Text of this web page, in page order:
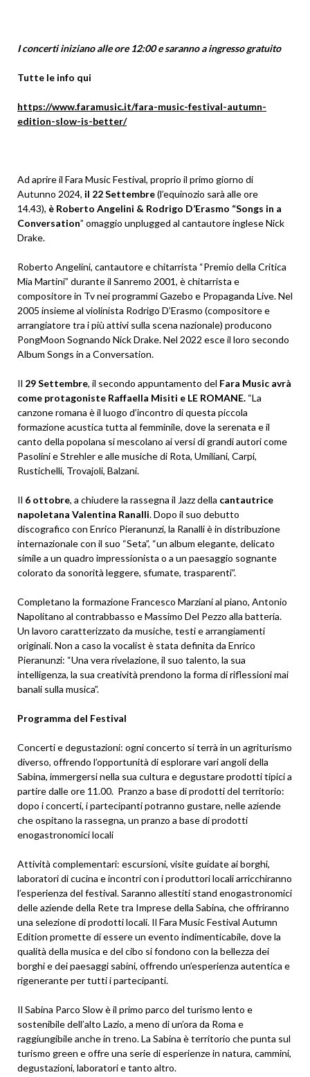
I concerti iniziano alle ore 12:00 e saranno a ingresso gratuito
Tutte le info qui
https://www.faramusic.it/fara-music-festival-autumn-
edition-slow-is-better/
Ad aprire il Fara Music Festival, proprio il primo giorno di
Autunno 2024, il 22 Settembre(l’equinozio sarà alle ore
14.43), è Roberto Angelini & Rodrigo D’Erasmo “Songs in a
Conversation” omaggio unplugged al cantautore inglese Nick
Drake.
Roberto Angelini, cantautore e chitarrista “Premio della Critica
Mia Martini” durante il Sanremo 2001, è chitarrista e
compositore in Tv nei programmi Gazebo e Propaganda Live. Nel
2005 insieme al violinista Rodrigo D’Erasmo (compositore e
arrangiatore tra i più attivi sulla scena nazionale) producono
PongMoon Sognando Nick Drake. Nel 2022 esce il loro secondo
Album Songs in a Conversation.
Il 29 Settembre, il secondo appuntamento del Fara Music avrà
come protagoniste Raffaella Misiti e LE ROMANE. “La
canzone romana è il luogo d’incontro di questa piccola
formazione acustica tutta al femminile, dove la serenata e il
canto della popolana si mescolano ai versi di grandi autori come
Pasolini e Strehler e alle musiche di Rota, Umiliani, Carpi,
Rustichelli, Trovajoli, Balzani.
Il 6 ottobre, a chiudere la rassegna il Jazz della cantautrice
napoletana Valentina Ranalli. Dopo il suo debutto
discografico con Enrico Pieranunzi, la Ranalli è in distribuzione
internazionale con il suo “Seta”, “un album elegante, delicato
simile a un quadro impressionista o a un paesaggio sognante
colorato da sonorità leggere, sfumate, trasparenti”.
Completano la formazione Francesco Marziani al piano, Antonio
Napolitano al contrabbasso e Massimo Del Pezzo alla batteria.
Un lavoro caratterizzato da musiche, testi e arrangiamenti
originali. Non a caso la vocalist è stata definita da Enrico
Pieranunzi: “Una vera rivelazione, il suo talento, la sua
intelligenza, la sua creatività prendono la forma di riflessioni mai
banali sulla musica”.
Programma del Festival
Concerti e degustazioni: ogni concerto si terrà in un agriturismo
diverso, offrendo l’opportunità di esplorare vari angoli della
Sabina, immergersi nella sua cultura e degustare prodotti tipici a
partire dalle ore 11.00. Pranzo a base di prodotti del territorio:
dopo i concerti, i partecipanti potranno gustare, nelle aziende
che ospitano la rassegna, un pranzo a base di prodotti
enogastronomici locali
Attività complementari: escursioni, visite guidate ai borghi,
laboratori di cucina e incontri con i produttori locali arricchiranno
l’esperienza del festival. Saranno allestiti stand enogastronomici
delle aziende della Rete tra Imprese della Sabina, che offriranno
una selezione di prodotti locali. Il Fara Music Festival Autumn
Edition promette di essere un evento indimenticabile, dove la
qualità della musica e del cibo si fondono con la bellezza dei
borghi e dei paesaggi sabini, offrendo un’esperienza autentica e
rigenerante per tutti i partecipanti.
Il Sabina Parco Slow è il primo parco del turismo lento e
sostenibile dell’alto Lazio, a meno di un’ora da Roma e
raggiungibile anche in treno. La Sabina è territorio che punta sul
turismo green e offre una serie di esperienze in natura, cammini,
degustazioni, laboratori e tanto altro.